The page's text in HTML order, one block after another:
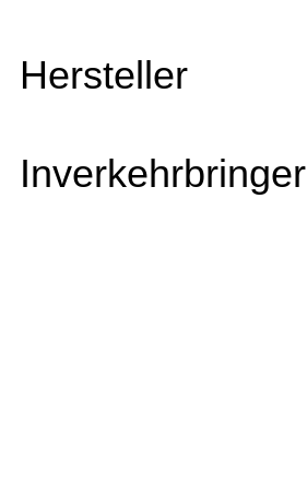
Hersteller
Inverkehrbringer